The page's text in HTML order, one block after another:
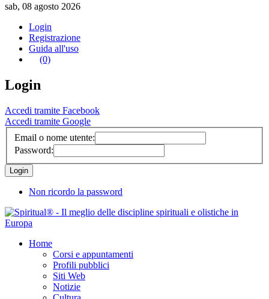
sab, 08 agosto 2026
Login
Registrazione
Guida all'uso
(0)
Login
Accedi tramite Facebook
Accedi tramite Google
Email o nome utente:
Password:
Non ricordo la password
Home
Corsi e appuntamenti
Profili pubblici
Siti Web
Notizie